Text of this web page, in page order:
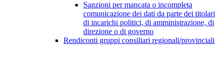
Sanzioni per mancata o incompleta
comunicazione dei dati da parte dei titolari
di incarichi politici, di amministrazione, di
direzione o di governo
Rendiconti gruppi consiliari regionali/provinciali